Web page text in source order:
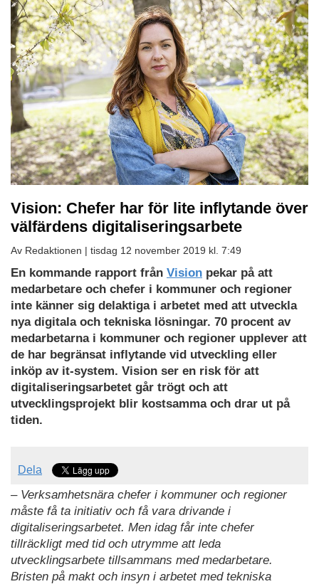
Vision: Chefer har för lite inflytande över
välfärdens digitaliseringsarbete
Av Redaktionen | tisdag 12 november 2019 kl. 7:49
En kommande rapport från Vision pekar på att
medarbetare och chefer i kommuner och regioner
inte känner sig delaktiga i arbetet med att utveckla
nya digitala och tekniska lösningar. 70 procent av
medarbetarna i kommuner och regioner upplever att
de har begränsat inflytande vid utveckling eller
inköp av it-system. Vision ser en risk för att
digitaliseringsarbetet går trögt och att
utvecklingsprojekt blir kostsamma och drar ut på
tiden.
Dela
– Verksamhetsnära chefer i kommuner och regioner
måste få ta initiativ och få vara drivande i
digitaliseringsarbetet. Men idag får inte chefer
tillräckligt med tid och utrymme att leda
utvecklingsarbete tillsammans med medarbetare.
Bristen på makt och insyn i arbetet med tekniska